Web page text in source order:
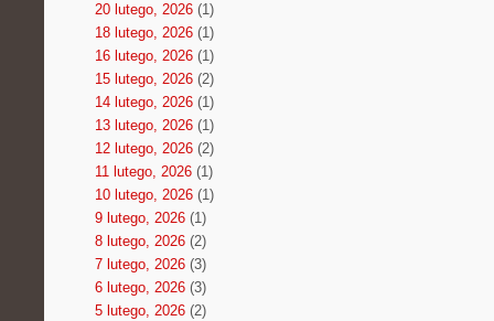
20 lutego, 2026(1)
18 lutego, 2026(1)
16 lutego, 2026(1)
15 lutego, 2026(2)
14 lutego, 2026(1)
13 lutego, 2026(1)
12 lutego, 2026(2)
11 lutego, 2026(1)
10 lutego, 2026(1)
9 lutego, 2026(1)
8 lutego, 2026(2)
7 lutego, 2026(3)
6 lutego, 2026(3)
5 lutego, 2026(2)